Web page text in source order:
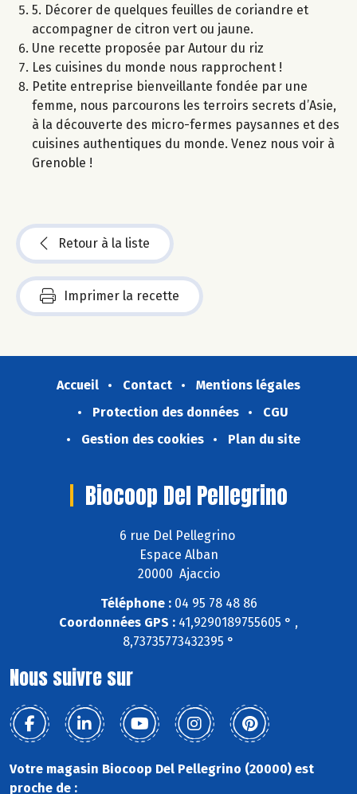
5. Décorer de quelques feuilles de coriandre et
accompagner de citron vert ou jaune.
Une recette proposée par Autour du riz
Les cuisines du monde nous rapprochent !
Petite entreprise bienveillante fondée par une
femme, nous parcourons les terroirs secrets d’Asie,
à la découverte des micro-fermes paysannes et des
cuisines authentiques du monde. Venez nous voir à
Grenoble !
Retour à la liste
Imprimer la recette
Accueil Contact
Mentions légales
Protection des données
CGU
Gestion des cookies
Plan du site
Biocoop Del Pellegrino
6 rue Del Pellegrino
Espace Alban
20000 Ajaccio
Téléphone :04 95 78 48 86
Coordonnées GPS : 41,9290189755605 ° ,
8,73735773432395 °
Nous suivre sur
Votre magasin Biocoop Del Pellegrino (20000) est
proche de :